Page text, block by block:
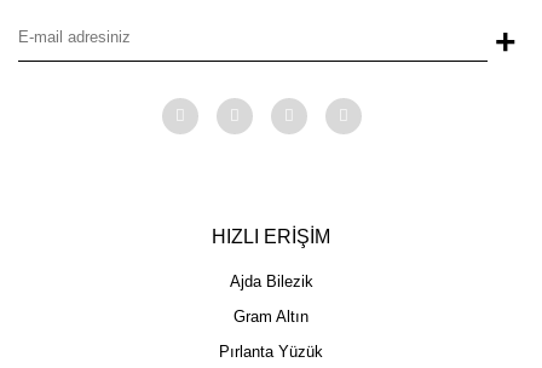
+
HIZLI ERİŞİM
Ajda Bilezik
Gram Altın
Pırlanta Yüzük